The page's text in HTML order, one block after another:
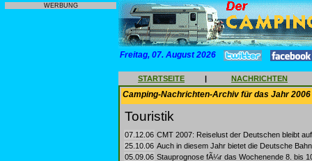
WERBUNG
Freitag, 07. August 2026
STARTSEITE | NACHRICHTEN
Camping-Nachrichten-Archiv für das Jahr 2006
Touristik
07.12.06 CMT 2007: Reiselust der Deutschen bleibt
25.10.06 Auch in diesem Jahr bietet die Deutsche
05.09.06 Stauprognose fÃ¼r das Wochenende 8. bis